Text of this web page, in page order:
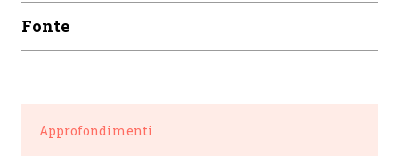
Fonte
Approfondimenti